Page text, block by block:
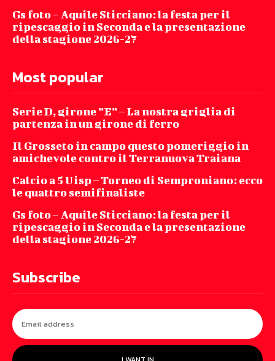
Gs foto – Aquile Sticciano: la festa per il
ripescaggio in Seconda e la presentazione
della stagione 2026-27
Most popular
Serie D, girone ”E” – La nostra griglia di
partenza in un girone di ferro
Il Grosseto in campo questo pomeriggio in
amichevole contro il Terranuova Traiana
Calcio a 5 Uisp – Torneo di Semproniano: ecco
le quattro semifinaliste
Gs foto – Aquile Sticciano: la festa per il
ripescaggio in Seconda e la presentazione
della stagione 2026-27
Subscribe